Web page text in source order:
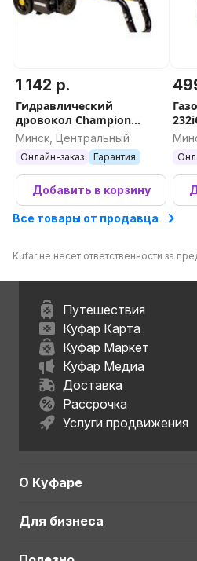
1 142 р.
Гидравлический
дровокол Champion
LSH5001
Минск, Центральный
Онлайн-заказ Гарантия
Добавить в корзину
Все товары от продавца
Kufar не несет ответственности за
Путешествия
Куфар Карта
Куфар Маркет
Куфар Медиа
Доставка
Рассрочка
Услуги продвижения
О Куфаре
Для бизнеса